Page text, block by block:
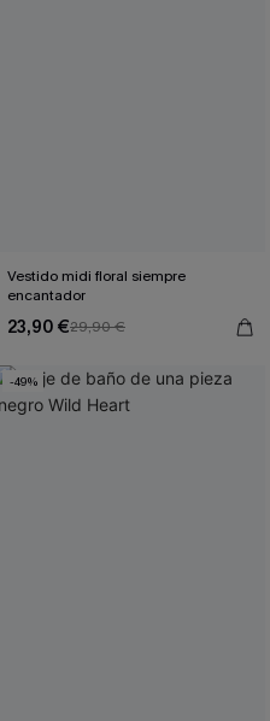
Vestido midi floral siempre
encantador
23,90 €29,90 €
-49%